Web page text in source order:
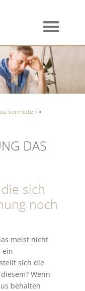
vermieten»
DAS
sich
noch
meist nicht
ein
sich die
Wenn
behalten